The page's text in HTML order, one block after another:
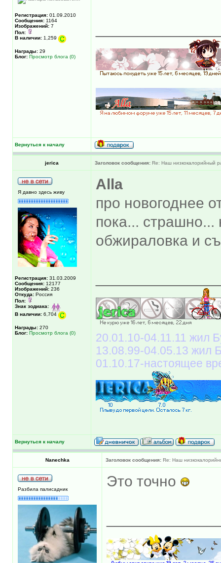
Регистрация: 01.09.2010
Сообщения: 1164
Изображений: 7
Пол:
В наличии: 1,259
Награды: 29
Блог: Просмотр блога (0)
Вернуться к началу
jerica Заголовок сообщения: Re: Наш низкокалорийный
Я давно здесь живу
Регистрация: 31.03.2009
Сообщения: 12177
Изображений: 236
Откуда: Россия
Пол:
Знак зодиака:
В наличии: 6,704
Награды: 270
Блог: Просмотр блога (0)
Alla
про новогоднее
пока... страшно...
обжираловка и
20.01.10-04.11.11 жил
13.08.99-04.05.13 жил
01.10.17-настоящее
Вернуться к началу
Nanechka Заголовок сообщения: Re: Наш
Разбила палисадник Это точно